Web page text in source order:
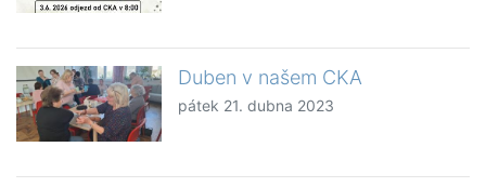
Duben v našem CKA
pátek 21. dubna 2023